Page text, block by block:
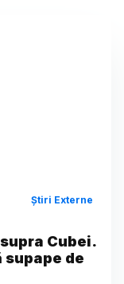
Știri Externe
Cubei.
supape de